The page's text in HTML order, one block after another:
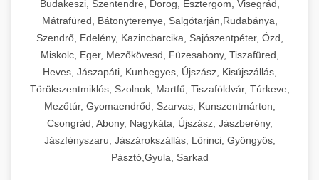
Budakeszi, Szentendre, Dorog, Esztergom, Visegrád,
Mátrafüred, Bátonyterenye, Salgótarján,Rudabánya,
Szendrő, Edelény, Kazincbarcika, Sajószentpéter, Ózd,
Miskolc, Eger, Mezőkövesd, Füzesabony, Tiszafüred,
Heves, Jászapáti, Kunhegyes, Újszász, Kisújszállás,
Törökszentmiklós, Szolnok, Martfű, Tiszaföldvár, Túrkeve,
Mezőtúr, Gyomaendrőd, Szarvas, Kunszentmárton,
Csongrád, Abony, Nagykáta, Újszász, Jászberény,
Jászfényszaru, Jászárokszállás, Lőrinci, Gyöngyös,
Pásztó,Gyula, Sarkad